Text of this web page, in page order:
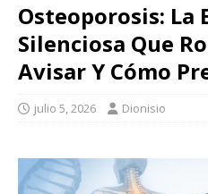
Osteoporosis: La
Silenciosa Que
Avisar Y Cómo
julio 5, 2026 Dionisio